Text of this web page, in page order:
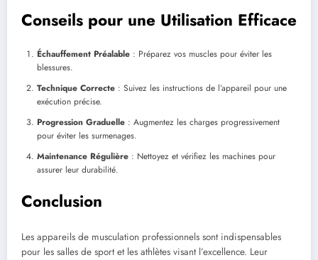
Conseils pour une Utilisation Efficace
Échauffement Préalable : Préparez vos muscles pour éviter les
blessures.
Technique Correcte : Suivez les instructions de l’appareil pour une
exécution précise.
Progression Graduelle : Augmentez les charges progressivement
pour éviter les surmenages.
Maintenance Régulière : Nettoyez et vérifiez les machines pour
assurer leur durabilité.
Conclusion
Les appareils de musculation professionnels sont indispensables
pour les salles de sport et les athlètes visant l’excellence. Leur